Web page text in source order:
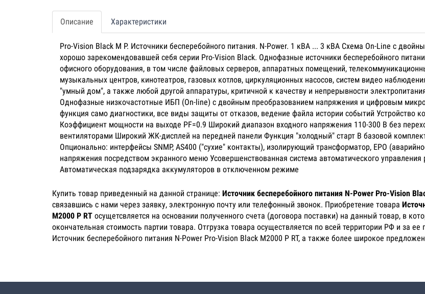
Описание Характеристики
Pro-Vision Black M P. Источники бесперебойного питания. N-Power. 1 кВА ... 3 кВА Схема On-Line с
хорошо зарекомендовавшей себя серии Pro-Vision Black. Однофазные источники бесперебойного
офисного оборудования, в том числе файловых серверов, аппаратных помещений,
музыкальных центров, кинотеатров, газовых котлов, циркуляционных насосов, систем видео
"умный дом", а также любой другой аппаратуры, критичной к качеству и непрерывности
Однофазные низкочастотные ИБП (On-line) с двойным преобразованием напряжения и цифровым
функция само диагностики, все виды защиты от отказов, ведение файла истории событий Устройство
Коэффициент мощности на выходе PF=0.9 Широкий диапазон входного напряжения 110-300 В без
вентиляторами Широкий ЖК-дисплей на передней панели Функция "холодный" старт В базовой
Опционально: интерфейсы SNMP, AS400 ("сухие" контакты), изолирующий трансформатор, EPO
напряжения посредством экранного меню Усовершенствованная система автоматического
Автоматическая подзарядка аккумуляторов в отключенном режиме
Купить товар приведенный на данной странице: Источник бесперебойного питания N-Power Pro-Vision
связавшись с нами через заявку, электронную почту или телефонный звонок. Приобретение товара
M2000 P RT осущетсвляется на основании полученного счета (договора поставки) на данный товар, в
окончательная стоимость партии товара. Отгрузка товара осуществляется по всей территории РФ и за
Источник бесперебойного питания N-Power Pro-Vision Black M2000 P RT, а также более широкое